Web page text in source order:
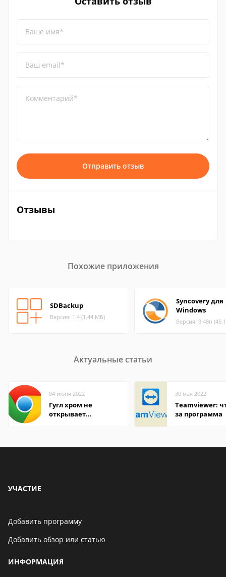
Ваше имя*
Ваш email*
Комментарий*
Отправить отзыв
Отзывы
Похожие приложения
SDBackup
Версия: 1.4 (1.44 МБ)
Syncovery для
Windows
Версия: 9.48n
Актуальные статьи
04 июня 2022
Гугл хром не
открывает
30 мая 2022
Teamviewer:
за программа
УЧАСТИЕ
Добавить программу
Добавить обзор или статью
ИНФОРМАЦИЯ